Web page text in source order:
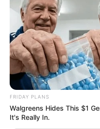
FRIDAY PLANS
Walgreens Hides This $1
It's Really In.